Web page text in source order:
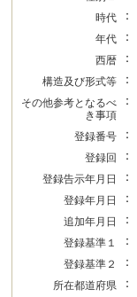
時代
：
年代
：
西暦
：
構造及び形式等
：
その他参考となるべ
き事項
：
登録番号 ：
登録回
：
登録告示年月日
：
登録年月日
：
追加年月日
：
登録基準１ ：
登録基準２
：
所在都道府県 ：